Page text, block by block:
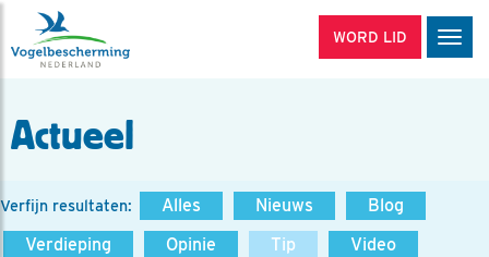
WORD LID
Actueel
Verfijn resultaten: Alles Nieuws
Blog
Verdieping
Opinie Tip
Video